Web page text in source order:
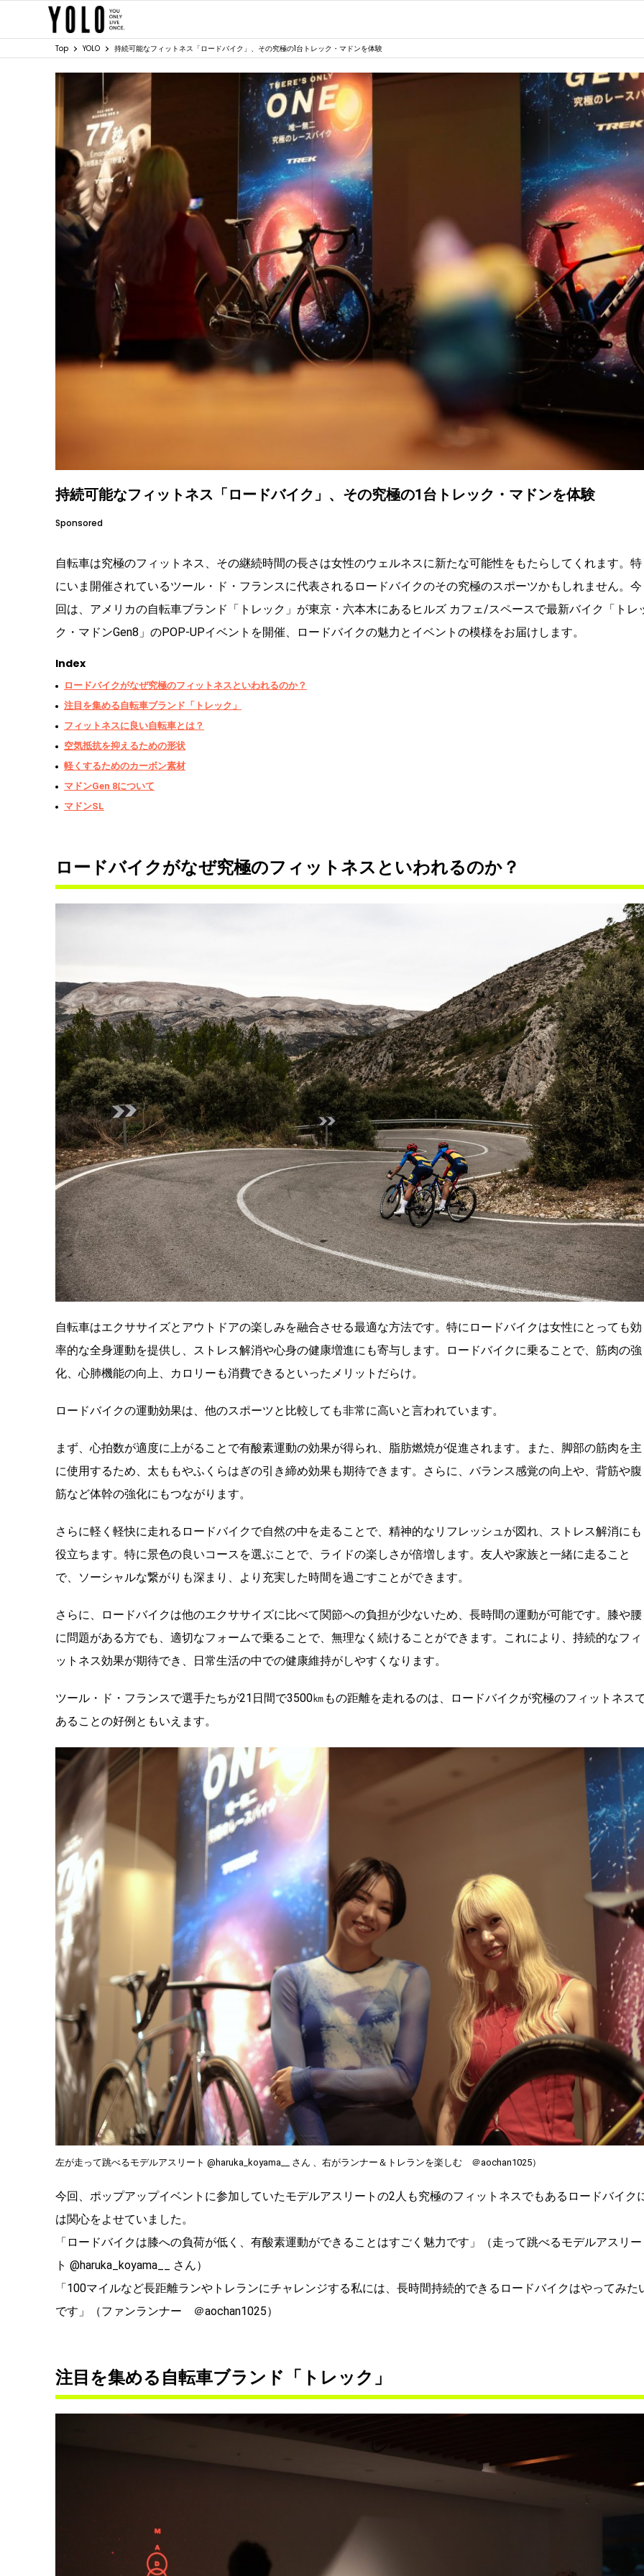
Top YOLO 持続可能なフィットネス「ロードバイク」、その究極の1台トレック・マドンを体験
持続可能なフィットネス「ロードバイク」、その究極の1台トレック・マドンを体験
Sponsored
自転車は究極のフィットネス、その継続時間の長さは女性のウェルネスに新たな可能性をもたらしてくれます。特
にいま開催されているツール・ド・フランスに代表されるロードバイクのその究極のスポーツかもしれません。今
回は、アメリカの自転車ブランド「トレック」が東京・六本木にあるヒルズ カフェ/スペースで最新バイク「トレ
ク・マドンGen8」のPOP-UPイベントを開催、ロードバイクの魅力とイベントの模様をお届けします。
Index
ロードバイクがなぜ究極のフィットネスといわれるのか？
注目を集める自転車ブランド「トレック」
フィットネスに良い自転車とは？
空気抵抗を抑えるための形状
軽くするためのカーボン素材
マドンGen 8について
マドンSL
ロードバイクがなぜ究極のフィットネスといわれるのか？
自転車はエクササイズとアウトドアの楽しみを融合させる最適な方法です。特にロードバイクは女性にとっても効
率的な全身運動を提供し、ストレス解消や心身の健康増進にも寄与します。ロードバイクに乗ることで、筋肉の強
化、心肺機能の向上、カロリーも消費できるといったメリットだらけ。
ロードバイクの運動効果は、他のスポーツと比較しても非常に高いと言われています。
まず、心拍数が適度に上がることで有酸素運動の効果が得られ、脂肪燃焼が促進されます。また、脚部の筋肉を主
に使用するため、太ももやふくらはぎの引き締め効果も期待できます。さらに、バランス感覚の向上や、背筋や腹
筋など体幹の強化にもつながります。
さらに軽く軽快に走れるロードバイクで自然の中を走ることで、精神的なリフレッシュが図れ、ストレス解消にも
役立ちます。特に景色の良いコースを選ぶことで、ライドの楽しさが倍増します。友人や家族と一緒に走ること
で、ソーシャルな繋がりも深まり、より充実した時間を過ごすことができます。
さらに、ロードバイクは他のエクササイズに比べて関節への負担が少ないため、長時間の運動が可能です。膝や腰
に問題がある方でも、適切なフォームで乗ることで、無理なく続けることができます。これにより、持続的なフィ
ットネス効果が期待でき、日常生活の中での健康維持がしやすくなります。
ツール・ド・フランスで選手たちが21日間で3500㎞もの距離を走れるのは、ロードバイクが究極のフィットネス
あることの好例ともいえます。
左が走って跳べるモデルアスリート @haruka_koyama__ さん 、右がランナー＆トレランを楽しむ ＠aochan1025）
今回、ポップアップイベントに参加していたモデルアスリートの2人も究極のフィットネスでもあるロードバイク
は関心をよせていました。
「ロードバイクは膝への負荷が低く、有酸素運動ができることはすごく魅力です」（走って跳べるモデルアスリー
ト @haruka_koyama__ さん）
「100マイルなど長距離ランやトレランにチャレンジする私には、長時間持続的できるロードバイクはやってみた
です」（ファンランナー ＠aochan1025）
注目を集める自転車ブランド「トレック」